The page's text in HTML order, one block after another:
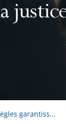
garantiss...